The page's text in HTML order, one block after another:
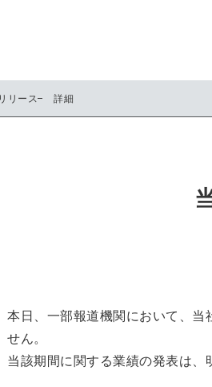
リース 詳細
本日、一部報道機関において、当
せん。
当該期間に関する業績の発表は、